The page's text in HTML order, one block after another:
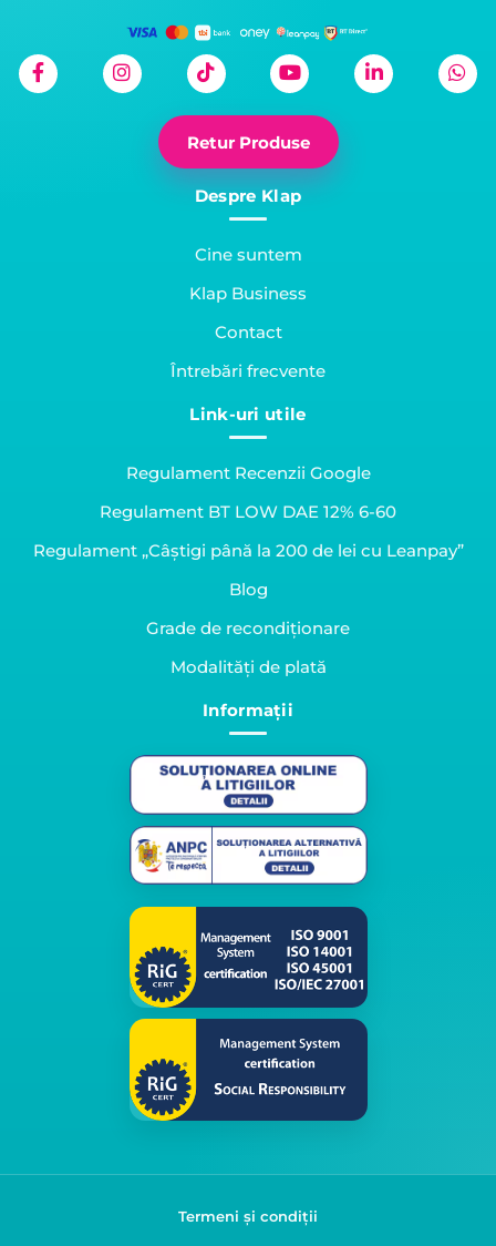
Retur Produse
Despre Klap
Cine suntem
Klap Business
Contact
Întrebări frecvente
Link-uri utile
Regulament Recenzii Google
Regulament BT LOW DAE 12% 6-60
Regulament „Câștigi până la 200 de lei cu Leanpay”
Blog
Grade de recondiționare
Modalități de plată
Informații
Termeni și condiții